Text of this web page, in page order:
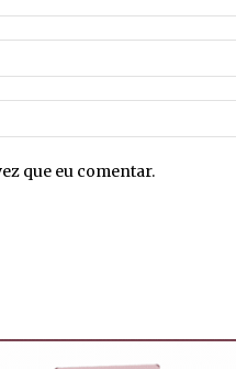
que eu comentar.